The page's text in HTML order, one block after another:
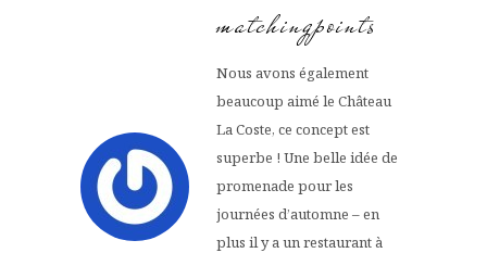
matchingpoints
Nous avons également
beaucoup aimé le Château
La Coste, ce concept est
superbe ! Une belle idée de
promenade pour les
journées d’automne – en
plus il y a un restaurant à